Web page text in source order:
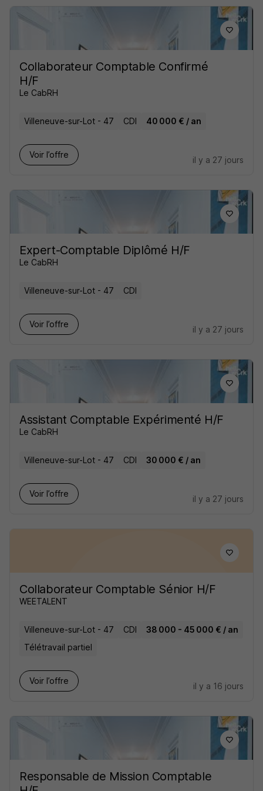
Collaborateur Comptable Confirmé
H/F
Le CabRH
Villeneuve-sur-Lot - 47 CDI 40 000 € / an
Voir l’offre
il y a 27 jours
Expert-Comptable Diplômé H/F
Le CabRH
Villeneuve-sur-Lot - 47 CDI
Voir l’offre
il y a 27 jours
Assistant Comptable Expérimenté H/F
Le CabRH
Villeneuve-sur-Lot - 47 CDI 30 000 € / an
Voir l’offre
il y a 27 jours
Collaborateur Comptable Sénior H/F
WEETALENT
Villeneuve-sur-Lot - 47 CDI
38 000 - 45 000 € / an
Télétravail partiel
Voir l’offre
il y a 16 jours
Responsable de Mission Comptable